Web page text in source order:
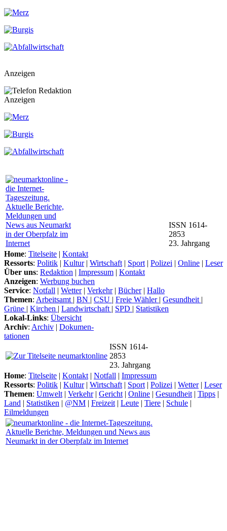
Anzeigen
Anzeigen
ISSN 1614-
2853
23. Jahrgang
Home: Titelseite | Kontakt
Ressorts: Politik | Kultur| Wirtschaft | Sport | Polizei | Online | Leser
Über uns: Redaktion | Impressum | Kontakt
Anzeigen: Werbung buchen
Service: Notfall | Wetter| Verkehr| Bücher| Hallo
Themen: Arbeitsamt | BN | CSU | Freie Wähler | Gesundheit |
Grüne | Kirchen | Landwirtschaft | SPD | Statistiken
Lokal-Links: Übersicht
Archiv: Archiv | Dokumen-
tationen
ISSN 1614-
2853
23. Jahrgang
Home: Titelseite | Kontakt | Notfall | Impressum
Ressorts: Politik | Kultur| Wirtschaft | Sport | Polizei | Wetter| Leser
Themen: Umwelt | Verkehr| Gericht | Online | Gesundheit | Tipps |
Land | Statistiken | @NM | Freizeit | Leute | Tiere | Schule |
Eilmeldungen